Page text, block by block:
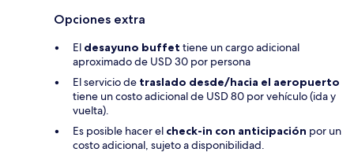
Opciones extra
El desayuno buffet tiene un cargo adicional
aproximado de USD 30 por persona
El servicio de traslado desde/hacia el aeropuerto
tiene un costo adicional de USD 80 por vehículo (ida y
vuelta).
Es posible hacer el check-in con anticipación por un
costo adicional, sujeto a disponibilidad.